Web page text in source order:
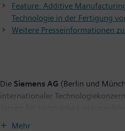
Feature: Additive
Technologie in der Fertigung
Weitere Presseinformationen
Die Siemens AG (Berlin und
internationaler
Mehr